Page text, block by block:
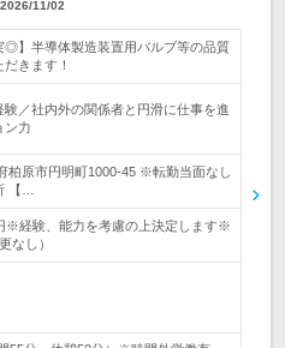
2026/11/02
◎】半導体製造装置用バルブ等の品質
きます！
験／社内外の関係者と円滑に仕事を進
ン力
柏原市円明町1000-45 ※転勤当面なし
【…
※経験、能力を考慮の上決定します※
なし）